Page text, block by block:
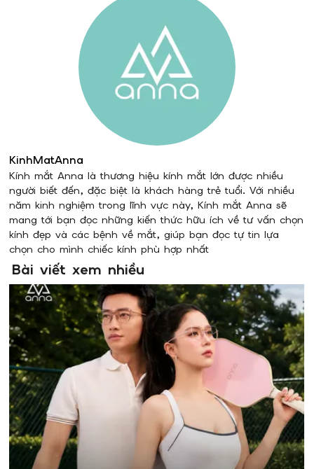
KinhMatAnna
Kính mắt Anna là thương hiệu kính mắt lớn được nhiều
người biết đến, đặc biệt là khách hàng trẻ tuổi. Với nhiều
năm kinh nghiệm trong lĩnh vực này, Kính mắt Anna sẽ
mang tới bạn đọc những kiến thức hữu ích về tư vấn chọn
kính đẹp và các bệnh về mắt, giúp bạn đọc tự tin lựa
chọn cho mình chiếc kính phù hợp nhất
Bài viết xem nhiều